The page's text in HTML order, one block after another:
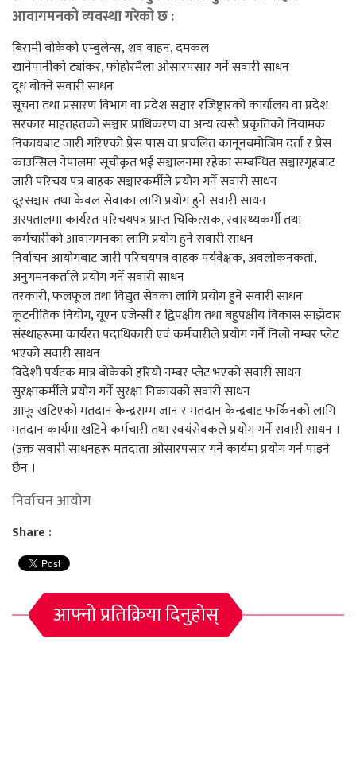
आवागमनको व्यवस्था गरेको छ :
बिरामी बोकेको एम्बुलेन्स, शव वाहन, दमकल
खानेपानीको ट्यांकर, फोहोरमैला ओसारपसार गर्ने सवारी साधन
दूध बोक्ने सवारी साधन
सूचना तथा प्रसारण विभाग वा प्रदेश सञ्चार रजिष्ट्रारको कार्यालय वा प्रदेश
सरकार माहतहतको सञ्चार प्राधिकरण वा अन्य त्यस्तै प्रकृतिको नियामक
निकायबाट जारी गरिएको प्रेस पास वा प्रचलित कानूनबमोजिम दर्ता र प्रेस
काउन्सिल नेपालमा सूचीकृत भई सञ्चालनमा रहेका सम्बन्धित सञ्चारगृहबाट
जारी परिचय पत्र बाहक सञ्चारकर्मीले प्रयोग गर्ने सवारी साधन
दूरसञ्चार तथा केवल सेवाका लागि प्रयोग हुने सवारी साधन
अस्पतालमा कार्यरत परिचयपत्र प्राप्त चिकित्सक, स्वास्थ्यकर्मी तथा
कर्मचारीको आवागमनका लागि प्रयोग हुने सवारी साधन
निर्वाचन आयोगबाट जारी परिचयपत्र वाहक पर्यवेक्षक, अवलोकनकर्ता,
अनुगमनकर्ताले प्रयोग गर्ने सवारी साधन
तरकारी, फलफूल तथा विद्युत सेवका लागि प्रयोग हुने सवारी साधन
कूटनीतिक नियोग, यूएन एजेन्सी र द्विपक्षीय तथा बहुपक्षीय विकास साझेदार
संस्थाहरूमा कार्यरत पदाधिकारी एवं कर्मचारीले प्रयोग गर्ने निलो नम्बर प्लेट
भएको सवारी साधन
विदेशी पर्यटक मात्र बोकेको हरियो नम्बर प्लेट भएको सवारी साधन
सुरक्षाकर्मीले प्रयोग गर्ने सुरक्षा निकायको सवारी साधन
आफू खटिएको मतदान केन्द्रसम्म जान र मतदान केन्द्रबाट फर्किनको लागि
मतदान कार्यमा खटिने कर्मचारी तथा स्वयंसेवकले प्रयोग गर्ने सवारी साधन ।
(उक्त सवारी साधनहरू मतदाता ओसारपसार गर्ने कार्यमा प्रयोग गर्न पाइने
छैन ।
निर्वाचन आयोग
Share :
आफ्नो प्रतिक्रिया दिनुहोस्